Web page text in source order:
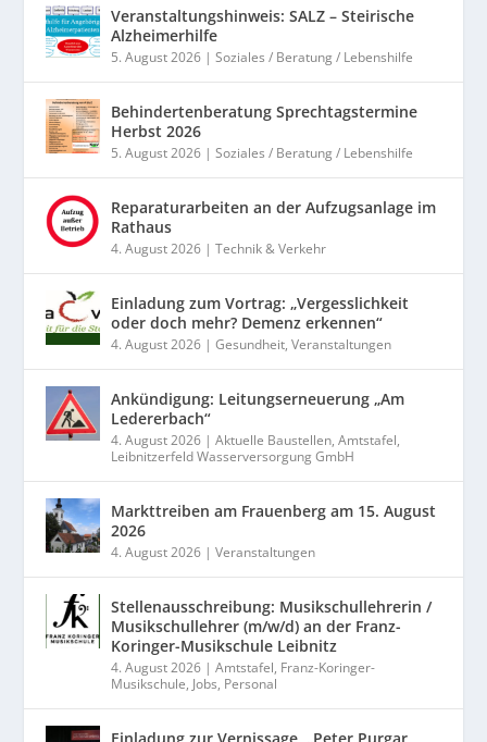
Veranstaltungshinweis: SALZ – Steirische
Alzheimerhilfe
5. August 2026 |Soziales / Beratung / Lebenshilfe
Behindertenberatung Sprechtagstermine
Herbst 2026
5. August 2026 |Soziales / Beratung / Lebenshilfe
Reparaturarbeiten an der Aufzugsanlage im
Rathaus
4. August 2026 |Technik & Verkehr
Einladung zum Vortrag: „Vergesslichkeit
oder doch mehr? Demenz erkennen“
4. August 2026 |Gesundheit,Veranstaltungen
Ankündigung: Leitungserneuerung „Am
Ledererbach“
4. August 2026 |Aktuelle Baustellen,Amtstafel,
Leibnitzerfeld Wasserversorgung GmbH
Markttreiben am Frauenberg am 15. August
2026
4. August 2026 |Veranstaltungen
Stellenausschreibung: Musikschullehrerin /
Musikschullehrer (m/w/d) an der Franz-
Koringer-Musikschule Leibnitz
4. August 2026 |Amtstafel, Franz-Koringer-
Musikschule, Jobs, Personal